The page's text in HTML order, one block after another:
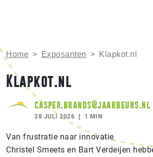
Home > Exposanten > Klapkot.nl
Klapkot.nl
casper.brands@jaarbeurs.nl
28 JULI 2026 1 MIN
Van frustratie naar innovatie
Christel Smeets en Bart Verdeijen